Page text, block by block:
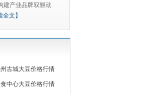
建产业品牌双驱动
全文】
古城大豆价格行情
中心大豆价格行情